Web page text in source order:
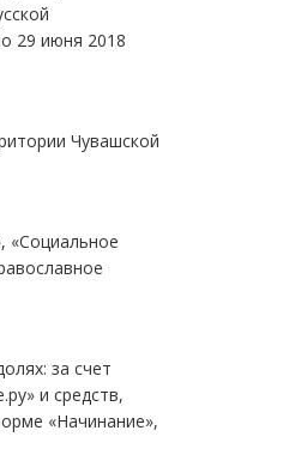
29 июня 2018
Чувашской
«Социальное
за счет
и средств,
«Начинание»,